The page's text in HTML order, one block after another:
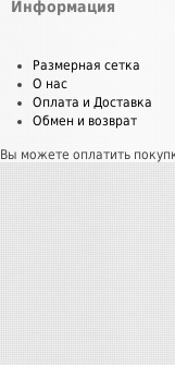
Информация
Размерная сетка
О нас
Оплата и Доставка
Обмен и возврат
Вы можете оплатить